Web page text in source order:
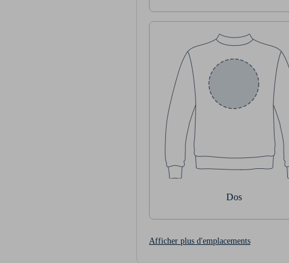
Dos
Afficher plus d'emplacements